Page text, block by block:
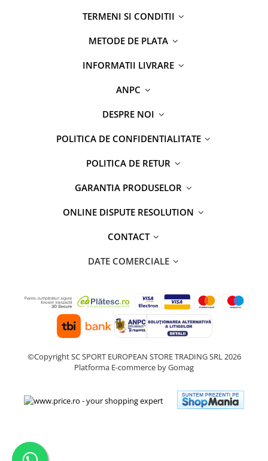
TERMENI SI CONDITII
METODE DE PLATA
INFORMATII LIVRARE
ANPC
DESPRE NOI
POLITICA DE CONFIDENTIALITATE
POLITICA DE RETUR
GARANTIA PRODUSELOR
ONLINE DISPUTE RESOLUTION
CONTACT
DATE COMERCIALE
©Copyright SC SPORT EUROPEAN STORE TRADING SRL 2026
Platforma E-commerce by Gomag